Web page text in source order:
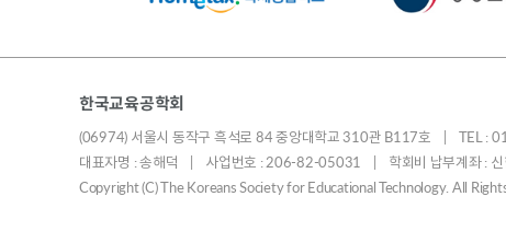
한국교육공학회
(06974) 서울시 동작구 흑석로 84 중앙대학교 310관 B117호 | TEL
대표자명 : 송해덕 | 사업번호 : 206-82-05031 | 학회비 납부계좌 : 신
Copyright (C) The Koreans Society for Educational Technology. All